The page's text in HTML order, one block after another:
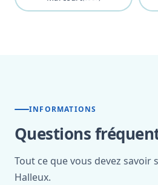
INFORMATIONS
Questions
Tout ce que vous devez savoir
Halleux.